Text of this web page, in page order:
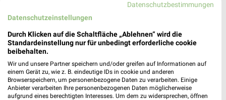
Datenschutzbestimmungen
Datenschutzeinstellungen
Durch Klicken auf die Schaltfläche „Ablehnen“ wird die
Standardeinstellung nur für unbedingt erforderliche cookie
beibehalten.
Wir und unsere Partner speichern und/oder greifen auf Informationen auf
einem Gerät zu, wie z. B. eindeutige IDs in cookie und anderen
Browserspeichern, um personenbezogene Daten zu verarbeiten. Einige
Anbieter verarbeiten Ihre personenbezogenen Daten möglicherweise
aufgrund eines berechtigten Interesses. Um dem zu widersprechen, öffnen